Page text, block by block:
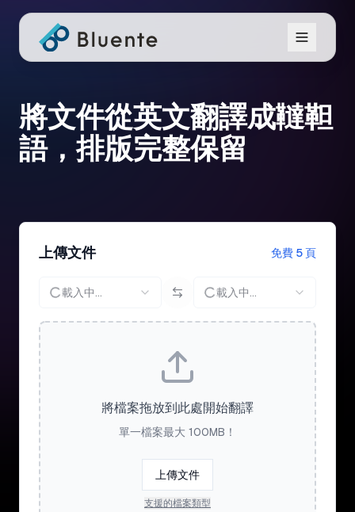
將文件從英文翻譯成韃靼
語，排版完整保留
上傳文件 免費 5 頁
載入中... 載入中...
將檔案拖放到此處開始翻譯
單一檔案最大 100MB！
上傳文件
支援的檔案類型